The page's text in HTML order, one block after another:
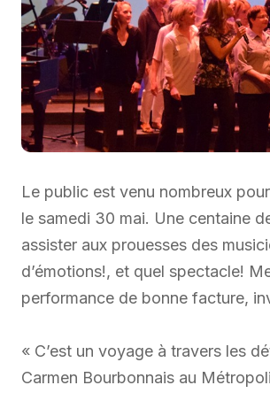
Le public est venu nombreux
le samedi 30 mai. Une centaine
assister aux prouesses des
d’émotions!, et quel spectacle!
performance de bonne facture,
« C’est un voyage à travers les
Carmen Bourbonnais au